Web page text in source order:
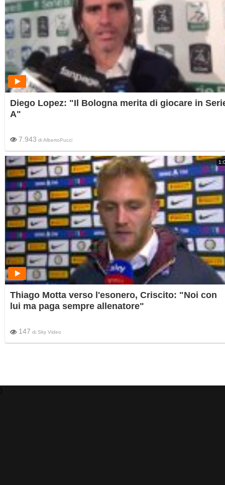
Diego Lopez: "Il Bologna merita di giocare in
A"
7.943 diAlbertoPucci
Thiago Motta verso l'esonero, Criscito: "Noi con
lui ma paga sempre allenatore"
147 di Sky Video